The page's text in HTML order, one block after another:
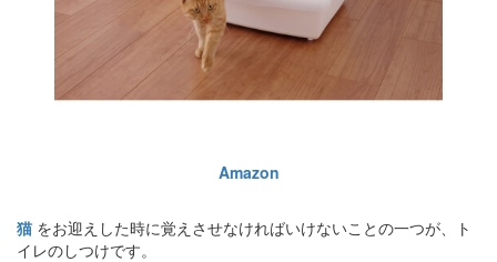
Amazon
猫 をお迎えした時に覚えさせなければいけないことの一つが、ト
イレのしつけです。